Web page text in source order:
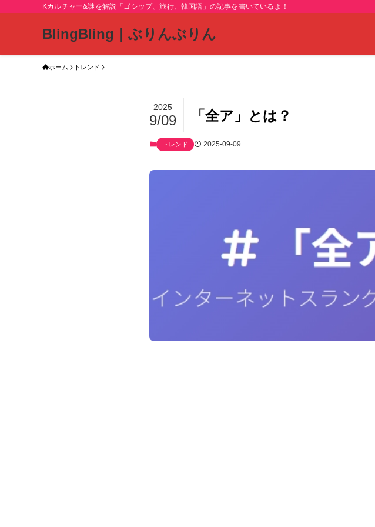
Kカルチャー&謎を解説「ゴシップ、旅行、韓国語」の記事を書いているよ！
BlingBling｜ぶりんぶりん
ホーム トレンド
「全ア」とは？
2025
9/09
トレンド 2025-09-09